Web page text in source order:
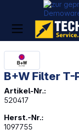
B+W Filter T-
Artikel-Nr.:
520417
Herst.-Nr.:
1097755